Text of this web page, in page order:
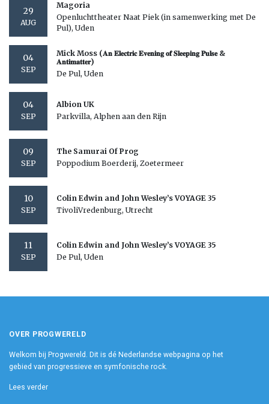
29
AUG
Magoria
Openluchttheater Naat Piek (in samenwerking met De
Pul), Uden
04
SEP
Mick Moss (𝐀𝐧 𝐄𝐥𝐞𝐜𝐭𝐫𝐢𝐜 𝐄𝐯𝐞𝐧𝐢𝐧𝐠 𝐨𝐟 𝐒𝐥𝐞𝐞𝐩𝐢𝐧𝐠 𝐏𝐮𝐥𝐬𝐞 &
𝐀𝐧𝐭𝐢𝐦𝐚𝐭𝐭𝐞𝐫)
De Pul, Uden
04
SEP
Albion UK
Parkvilla, Alphen aan den Rijn
09
SEP
The Samurai Of Prog
Poppodium Boerderij, Zoetermeer
10
SEP
Colin Edwin and John Wesley’s VOYAGE 35
TivoliVredenburg, Utrecht
11
SEP
Colin Edwin and John Wesley’s VOYAGE 35
De Pul, Uden
OVER PROGWERELD
Welkom bij Progwereld. Dit is dé Nederlandse webpagina op het
gebied van progressieve en symfonische rock.
Lees verder